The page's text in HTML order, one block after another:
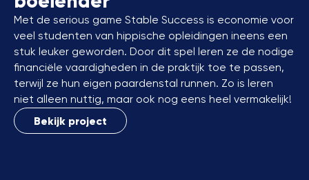
Met de serious game Stable Success is economie voor
veel studenten van hippische opleidingen ineens een
stuk leuker geworden. Door dit spel leren ze de nodige
financiële vaardigheden in de praktijk toe te passen,
terwijl ze hun eigen paardenstal runnen. Zo is leren
niet alleen nuttig, maar ook nog eens heel vermakelijk!
Bekijk project